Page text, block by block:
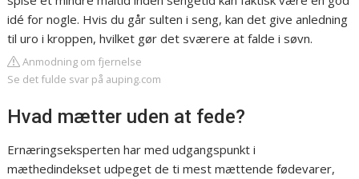
idé for nogle. Hvis du går sulten i seng, kan det give anledning
til uro i kroppen, hvilket gør det sværere at falde i søvn.
Anmodning om fjernelse
Se det fulde svar på auping.com
Hvad mætter uden at fede?
Ernæringseksperten har med udgangspunkt i
mæthedindekset udpeget de ti mest mættende fødevarer,